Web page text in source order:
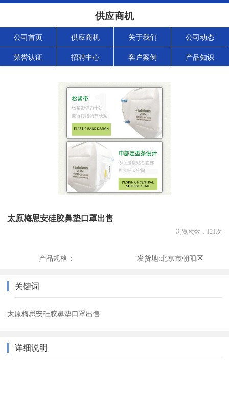
供应商机
公司首页 供应商机 关于我们 公司动态
荣誉认证 招聘中心 客户案例 产品知识
太原梅思安硅胶鼻垫口罩出售
浏览次数： 121次
产品规格： 发货地:北京市朝阳区
关键词
太原梅思安硅胶鼻垫口罩出售
详细说明